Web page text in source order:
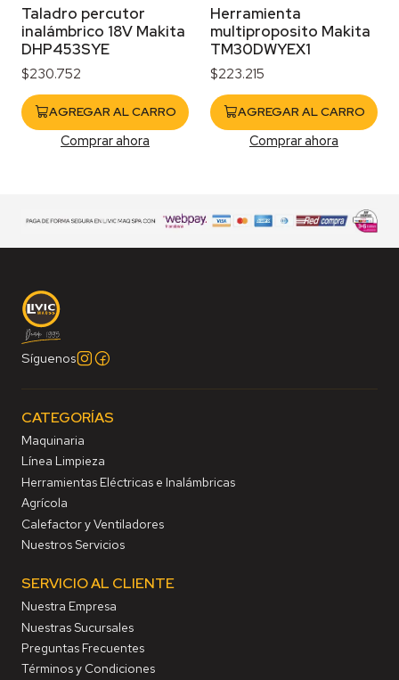
Taladro percutor
inalámbrico 18V Makita
DHP453SYE
$230.752
AGREGAR AL CARRO
Comprar ahora
Herramienta
multiproposito Makita
TM30DWYEX1
$223.215
AGREGAR AL CARRO
Comprar ahora
Síguenos
CATEGORÍAS
Maquinaria
Línea Limpieza
Herramientas Eléctricas e Inalámbricas
Agrícola
Calefactor y Ventiladores
Nuestros Servicios
SERVICIO AL CLIENTE
Nuestra Empresa
Nuestras Sucursales
Preguntas Frecuentes
Términos y Condiciones